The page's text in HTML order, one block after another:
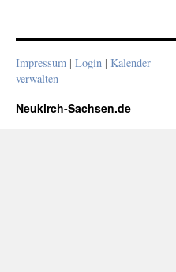
Impressum | Login | Kalender
verwalten
Neukirch-Sachsen.de